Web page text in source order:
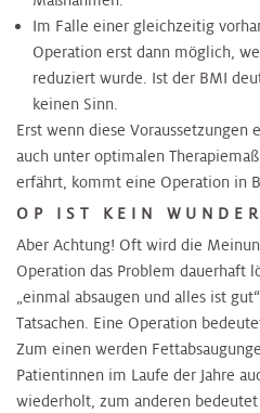
Im Falle einer gleichzeitig
Operation erst dann möglich,
reduziert wurde. Ist der BMI
keinen Sinn.
Erst wenn diese
auch unter optimalen
erfährt, kommt eine Operation in
OP IST KEIN
Aber Achtung! Oft wird die
Operation das Problem dauerhaft
„einmal absaugen und alles ist
Tatsachen. Eine Operation
Zum einen werden
Patientinnen im Laufe der Jahre
wiederholt, zum anderen